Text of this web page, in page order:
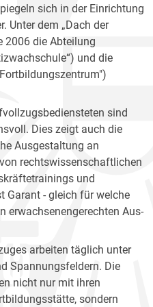
sich in der Einrichtung
Unter dem „Dach der
2006 die Abteilung
und die
sind
Dies zeigt auch die
Ausgestaltung an
rechtswissenschaftlichen
und
Garant - gleich für welche
erwachsenengerechten Aus-
arbeiten täglich unter
Spannungsfeldern. Die
nicht nur mit ihren
sondern